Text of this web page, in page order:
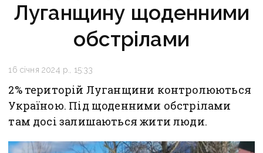
Луганщину щоденними
обстрілами
16 січня 2024 р., 15:33
2% територій Луганщини контролюються
Україною. Під щоденними обстрілами
там досі залишаються жити люди.